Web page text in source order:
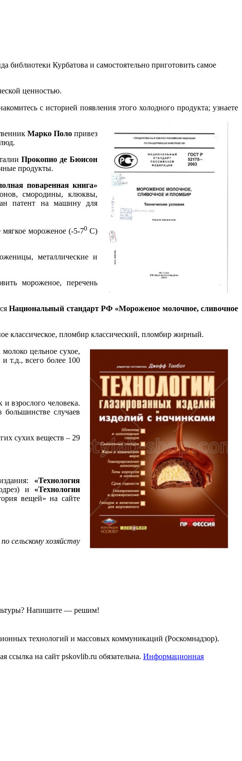
Курбатова и самостоятельно приготовить самое
ценностью.
с историей появления этого холодного продукта; узнаете
Марко Полопривез
Прокопио де Бюисон
продукты.
поваренная книга»
смородины, клюквы,
патент на машину для
мягкое мороженое (-5-70 С)
металлические и
мороженое, перечень
Национальный стандарт РФ «Мороженое молочное, сливочное
классическое, пломбир классический, пломбир жирный.
цельное сухое,
т.д., всего более 100
взрослого человека.
случаев
сухих веществ – 29
«Технология
и «Технологии
вещей» на сайте
сельскому хозяйству
Напишите — решим!
технологий и массовых коммуникаций (Роскомнадзор).
ссылка на сайт pskovlib.ru обязательна. Информационная